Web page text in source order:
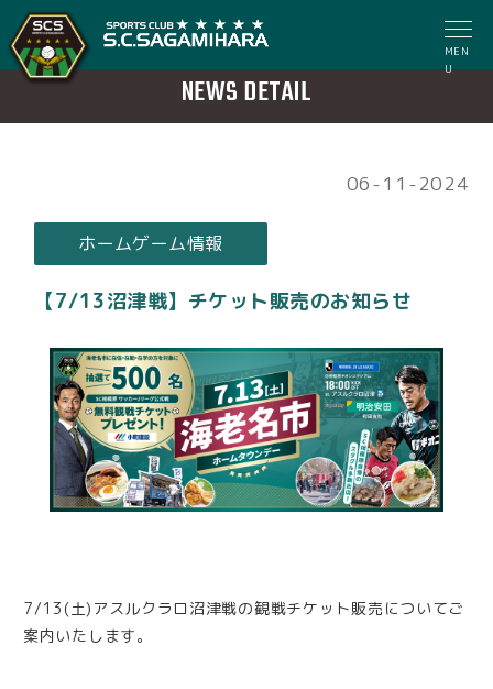
MEN
U
NEWS DETAIL
06-11-2024
ホームゲーム情報
【7/13沼津戦】チケット販売のお知らせ
7/13(土)アスルクラロ沼津戦の観戦チケット販売についてご
案内いたします。